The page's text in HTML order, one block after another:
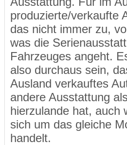
produzierte/verkaufte
das nicht immer zu,
was die
Fahrzeuges angeht.
also durchaus sein,
Ausland verkauftes
andere Ausstattung als
hierzulande hat, auch
sich um das gleiche
handelt.